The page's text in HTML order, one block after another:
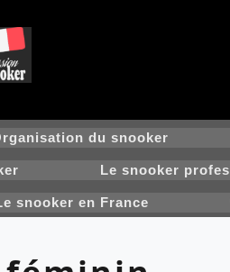
du snooker
Le snooker
snooker en France